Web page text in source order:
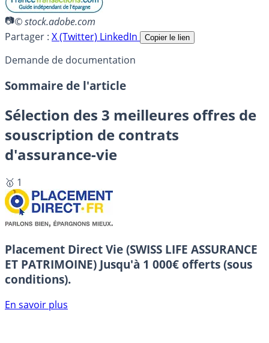
© stock.adobe.com
Partager : X (Twitter) LinkedIn Copier le lien
Demande de documentation
Sommaire de l'article
Sélection des 3 meilleures offres de
souscription de contrats
d'assurance-vie
🥇 1
Placement Direct Vie (SWISS LIFE ASSURANCE
ET PATRIMOINE) Jusqu'à 1 000€ offerts (sous
conditions).
En savoir plus